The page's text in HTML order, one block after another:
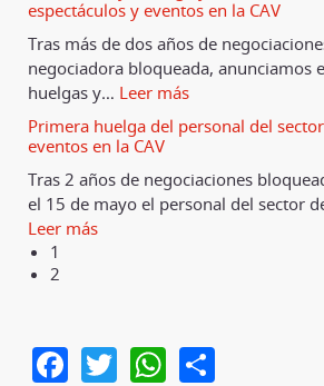
espectáculos y eventos en la CAV
Tras más de dos años de
negociadora bloqueada, anunciamos
huelgas y… Leer más
Primera huelga del personal del
eventos en la CAV
Tras 2 años de negociaciones
el 15 de mayo el personal del sector
Leer más
1
2
Facebook
TwitterWhatsApp